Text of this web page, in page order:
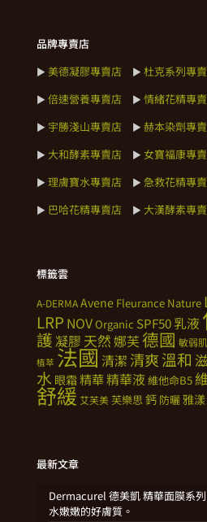
品牌專賣店
► 美德凝膠專賣店 ► 杜克系列專
► 倍速營養專賣店 ► 情緒花精專
► 宇勝淺山專賣店 ► 赫本染劑專
► 大和酵素專賣店 ► 女寶福康專
► 理膚寶水專賣店 ► 急救花精專
► 巴哈花精專賣店 ► 大漢酵素專
標籤雲
A-DERMAAvene Fleurance Nature
LRP NOVOrganic SPF50乳液
護凝膠 天然娜芙德國 敏弱肌
植萃 法國清潔 清爽溫和
水 眼霜 精華精華液 維他命B5
舒緩 艾芙美芙樂思鈣 防曬雅漾
最新文章
Dermacurel 德美凱 精華面膜系
水嫩嫩的好膚質。